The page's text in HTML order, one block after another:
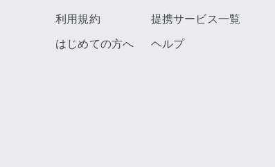
利用規約
はじめての方へ
提携サービス一覧
ヘルプ